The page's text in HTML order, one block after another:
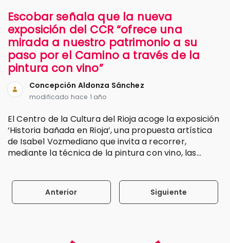
Escobar señala que la nueva
exposición del CCR “ofrece una
mirada a nuestro patrimonio a su
paso por el Camino a través de la
pintura con vino”
Concepción Aldonza Sánchez
modificado hace 1 año
El Centro de la Cultura del Rioja acoge la exposición
‘Historia bañada en Rioja’, una propuesta artística
de Isabel Vozmediano que invita a recorrer,
mediante la técnica de la pintura con vino, las...
Anterior Siguiente